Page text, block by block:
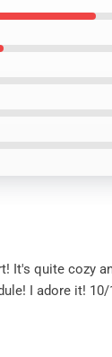
It's quite cozy
I adore it!